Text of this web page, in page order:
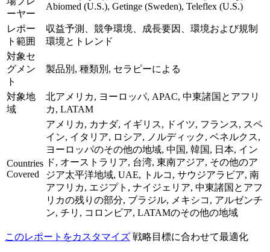
ーヤー
Abiomed (U.S.), Getinge (Sweden), Teleflex (U.S.)
レポー
ト範囲
収益予測、競争環境、成長要因、環境および規制
環境とトレンド
対象セ
グメン
ト
製品別, 種類別, セラピーによる
対象地
域
北アメリカ, ヨーロッパ, APAC, 中東諸国とアフリ
カ, LATAM
Countries
Covered
アメリカ, カナダ, イギリス, ドイツ, フランス, スペ
イン, イタリア, ロシア, ノルディック, ベネルクス,
ヨーロッパのその他の地域, 中国, 韓国, 日本, イン
ド, オーストラリア, 台湾, 東南アジア, その他のア
ジア太平洋地域, UAE, トルコ, サウジアラビア, 南
アフリカ, エジプト, ナイジェリア, 中東諸国とアフ
リカの残りの部分, ブラジル, メキシコ, アルゼンチ
ン, チリ, コロンビア, LATAMのその他の地域
このレポートをカスタマイズ 戦略目標に合わせて最適化